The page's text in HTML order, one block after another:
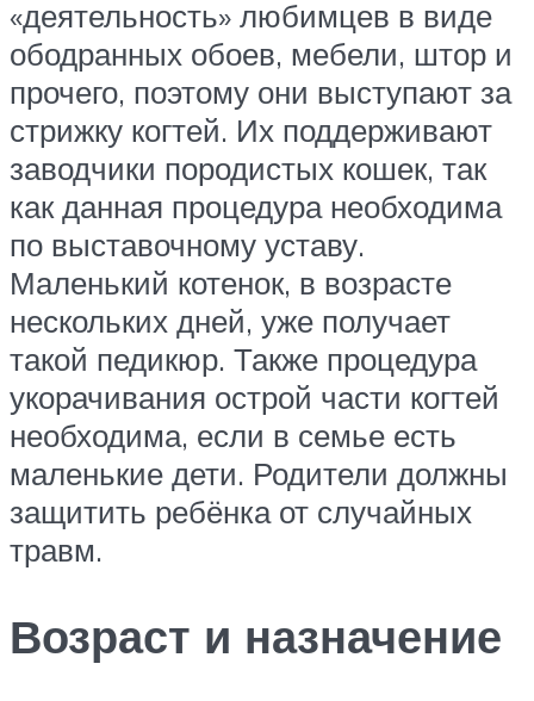
«деятельность» любимцев в виде
ободранных обоев, мебели, штор и
прочего, поэтому они выступают за
стрижку когтей. Их поддерживают
заводчики породистых кошек, так
как данная процедура необходима
по выставочному уставу.
Маленький котенок, в возрасте
нескольких дней, уже получает
такой педикюр. Также процедура
укорачивания острой части когтей
необходима, если в семье есть
маленькие дети. Родители должны
защитить ребёнка от случайных
травм.
Возраст и назначение